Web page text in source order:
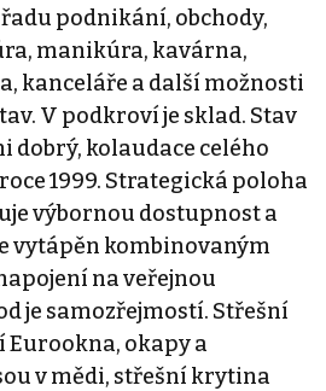
podnikání, obchody,
manikúra, kavárna,
kanceláře a další možnosti
V podkroví je sklad. Stav
dobrý, kolaudace celého
1999. Strategická poloha
výbornou dostupnost a
vytápěn kombinovaným
na veřejnou
je samozřejmostí. Střešní
okapy a
v mědi, střešní krytina